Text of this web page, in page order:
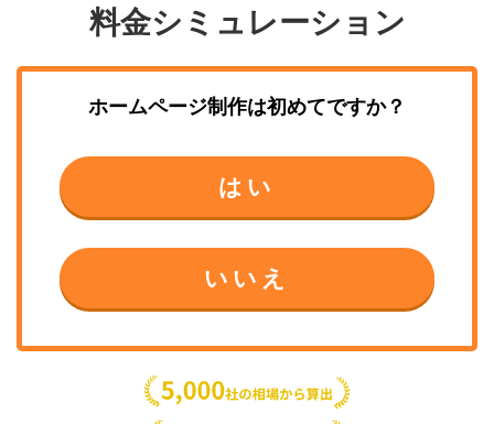
料金シミュレーション
ホームページ制作は初めてですか？
はい
いいえ